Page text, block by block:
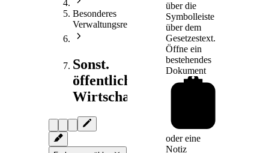
Besonderes
Verwaltungsrecht
Sonst.
öffentliches
Wirtschaftsrecht
über die
Symbolleiste
über dem
Gesetzestext.
Öffne ein
bestehendes
Dokument
oder eine
Notiz